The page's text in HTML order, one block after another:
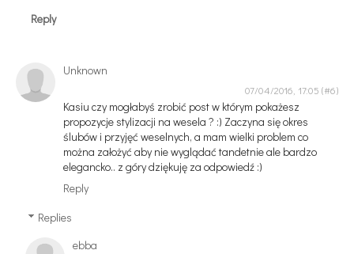
Reply
Unknown
07/04/2016, 17:05
Kasiu czy mogłabyś zrobić post w którym pokażesz
propozycje stylizacji na wesela ? :) Zaczyna się okres
ślubów i przyjęć weselnych, a mam wielki problem co
można założyć aby nie wyglądać tandetnie ale bardzo
elegancko.. z góry dziękuję za odpowiedź :)
Reply
Replies
ebba